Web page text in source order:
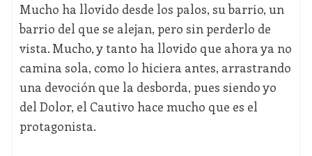
Mucho ha llovido desde los palos, su barrio, un
barrio del que se alejan, pero sin perderlo de
vista. Mucho, y tanto ha llovido que ahora ya no
camina sola, como lo hiciera antes, arrastrando
una devoción que la desborda, pues siendo yo
del Dolor, el Cautivo hace mucho que es el
protagonista.